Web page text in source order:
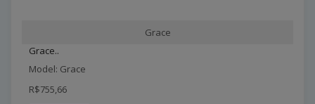
Grace
Grace..
Model: Grace
R$755,66